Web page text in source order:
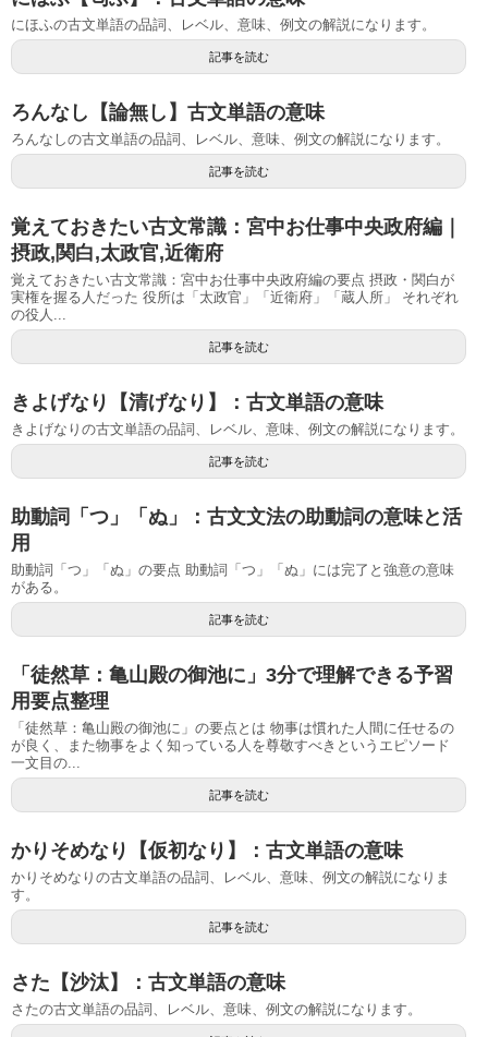
にほふの古文単語の品詞、レベル、意味、例文の解説になります。
記事を読む
ろんなし【論無し】古文単語の意味
ろんなしの古文単語の品詞、レベル、意味、例文の解説になります。
記事を読む
覚えておきたい古文常識：宮中お仕事中央政府編｜
摂政,関白,太政官,近衛府
覚えておきたい古文常識：宮中お仕事中央政府編の要点 摂政・関白が
実権を握る人だった 役所は「太政官」「近衛府」「蔵人所」 それぞれ
の役人...
記事を読む
きよげなり【清げなり】：古文単語の意味
きよげなりの古文単語の品詞、レベル、意味、例文の解説になります。
記事を読む
助動詞「つ」「ぬ」：古文文法の助動詞の意味と活
用
助動詞「つ」「ぬ」の要点 助動詞「つ」「ぬ」には完了と強意の意味
がある。
記事を読む
「徒然草：亀山殿の御池に」3分で理解できる予習
用要点整理
「徒然草：亀山殿の御池に」の要点とは 物事は慣れた人間に任せるの
が良く、また物事をよく知っている人を尊敬すべきというエピソード
一文目の...
記事を読む
かりそめなり【仮初なり】：古文単語の意味
かりそめなりの古文単語の品詞、レベル、意味、例文の解説になりま
す。
記事を読む
さた【沙汰】：古文単語の意味
さたの古文単語の品詞、レベル、意味、例文の解説になります。